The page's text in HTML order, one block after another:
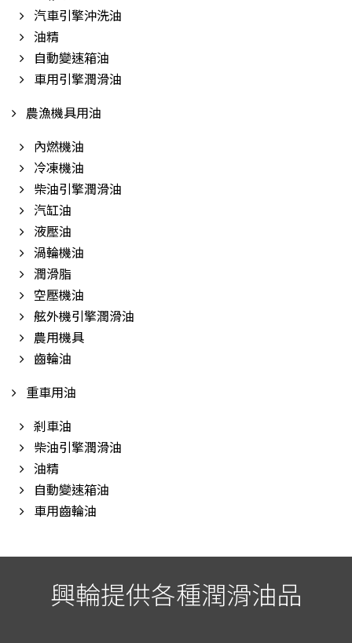
汽車引擎沖洗油
油精
自動變速箱油
車用引擎潤滑油
農漁機具用油
內燃機油
冷凍機油
柴油引擎潤滑油
汽缸油
液壓油
渦輪機油
潤滑脂
空壓機油
舷外機引擎潤滑油
農用機具
齒輪油
重車用油
剎車油
柴油引擎潤滑油
油精
自動變速箱油
車用齒輪油
興輪提供各種潤滑油品